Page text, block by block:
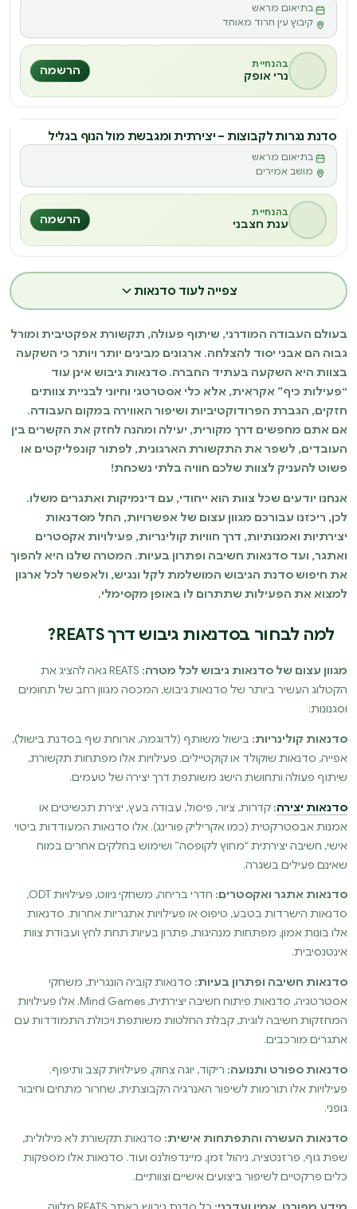
בתיאום מראש
קיבוץ עין חרוד מאוחד
בהנחיית
נרי אופק הרשמה
סדנת נגרות לקבוצות – יצירתית ומגבשת מול הנוף בגליל
בתיאום מראש
מושב אמירים
בהנחיית
ענת חצבני הרשמה
צפייה לעוד סדנאות
בעולם העבודה המודרני, שיתוף פעולה, תקשורת אפקטיבית ומורל
גבוה הם אבני יסוד להצלחה. ארגונים מבינים יותר ויותר כי השקעה
בצוות היא השקעה בעתיד החברה. סדנאות גיבוש אינן עוד
“פעילות כיף” אקראית, אלא כלי אסטרטגי וחיוני לבניית צוותים
חזקים, הגברת הפרודוקטיביות ושיפור האווירה במקום העבודה.
אם אתם מחפשים דרך מקורית, יעילה ומהנה לחזק את הקשרים בין
העובדים, לשפר את התקשורת הארגונית, לפתור קונפליקטים או
פשוט להעניק לצוות שלכם חוויה בלתי נשכחת!
אנחנו יודעים שכל צוות הוא ייחודי, עם דינמיקות ואתגרים משלו.
לכן, ריכזנו עבורכם מגוון עצום של אפשרויות, החל מסדנאות
יצירתיות ואמנותיות, דרך חוויות קולינריות, פעילויות אקסטרים
ואתגר, ועד סדנאות חשיבה ופתרון בעיות. המטרה שלנו היא להפוך
את חיפוש סדנת הגיבוש המושלמת לקל ונגיש, ולאפשר לכל ארגון
למצוא את הפעילות שתתרום לו באופן מקסימלי.
למה לבחור בסדנאות גיבוש דרך REATS?
מגוון עצום של סדנאות גיבוש לכל מטרה:
REATS גאה להציג את
הקטלוג העשיר ביותר של סדנאות גיבוש, המכסה מגוון רחב של תחומים
וסגנונות:
סדנאות קולינריות: בישול משותף (לדוגמה, ארוחת שף בסדנת בישול),
אפייה, סדנאות שוקולד או קוקטיילים. פעילויות אלו מפתחות תקשורת,
שיתוף פעולה ותחושת הישג משותפת דרך יצירה של טעמים.
סדנאות יצירה: קדרות, ציור, פיסול, עבודה בעץ, יצירת תכשיטים או
אמנות אבסטרקטית (כמו אקריליק פורינג). אלו סדנאות המעודדות ביטוי
אישי, חשיבה יצירתית “מחוץ לקופסה” ושימוש בחלקים אחרים במוח
שאינם פעילים בשגרה.
סדנאות אתגר ואקסטרים:
חדרי בריחה, משחקי ניווט, פעילויות ODT,
סדנאות הישרדות בטבע, טיפוס או פעילויות אתגריות אחרות. סדנאות
אלו בונות אמון, מפתחות מנהיגות, פתרון בעיות תחת לחץ ועבודת צוות
אינטנסיבית.
סדנאות חשיבה ופתרון בעיות: סדנאות קוביה הונגרית, משחקי
אסטרטגיה, סדנאות פיתוח חשיבה יצירתית, Mind Games. אלו פעילויות
המחזקות חשיבה לוגית, קבלת החלטות משותפת ויכולת התמודדות עם
אתגרים מורכבים.
סדנאות ספורט ותנועה: ריקוד, יוגה צחוק, פעילויות קצב ותיפוף.
פעילויות אלו תורמות לשיפור האנרגיה הקבוצתית, שחרור מתחים וחיבור
גופני.
סדנאות העשרה והתפתחות אישית: סדנאות תקשורת לא מילולית,
שפת גוף, פרזנטציה, ניהול זמן, מיינדפולנס ועוד. סדנאות אלו מספקות
כלים פרקטיים לשיפור ביצועים אישיים וצוותיים.